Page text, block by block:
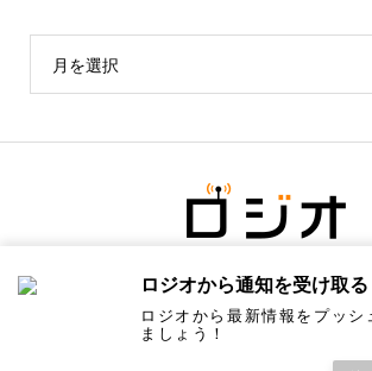
月を選択
ロジオから通知を受け取る
ロジオから最新情報をプッシ
ましょう！